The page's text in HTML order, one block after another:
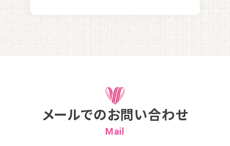
メールでのお問い合わせ
Mail